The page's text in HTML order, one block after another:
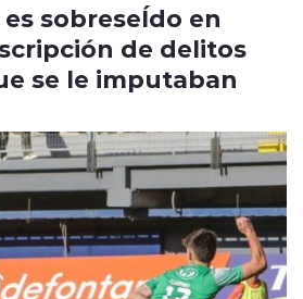
sobreseÍdo en
de delitos
se le imputaban